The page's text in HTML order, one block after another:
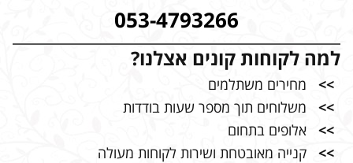
053-4793266
למה לקוחות קונים אצלנו?
>>
מחירים משתלמים
>>
משלוחים תוך מספר שעות בודדות
>>
אלופים בתחום
>>
קנייה מאובטחת ושירות לקוחות מעולה